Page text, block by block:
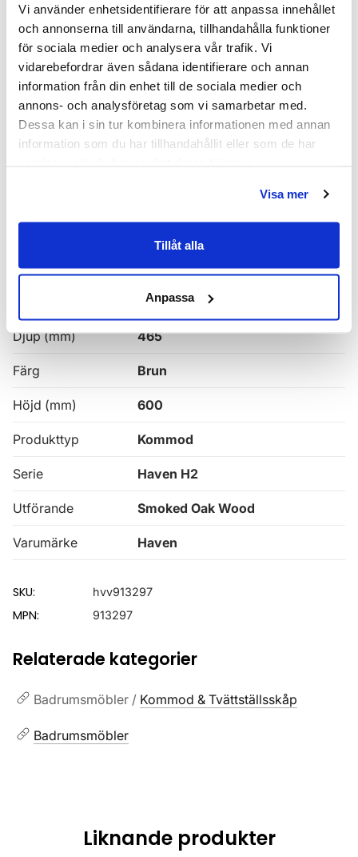
Vi använder enhetsidentifierare för att anpassa innehållet
och annonserna till användarna, tillhandahålla funktioner
för sociala medier och analysera vår trafik. Vi
vidarebefordrar även sådana identifierare och annan
information från din enhet till de sociala medier och
annons- och analysföretag som vi samarbetar med.
Dessa kan i sin tur kombinera informationen med annan
information som du har tillhandahållit eller som de har
Visa mer
Tillåt alla
Anpassa
Tänk på att se till att ventilationen är god och att
möblerna placeras på ett sådant avstånd från
badkar/dusch att vatten inte kan skvätta direkt på
möbeln. Blöta fläckar, även vanligt vatten, torkas upp
så snart som möjligt.
Haven H2 Serie
Egenskaper
1000
Djup (mm) 465
Färg Brun
Höjd (mm) 600
Produkttyp Kommod
Serie Haven H2
Utförande Smoked Oak Wood
Varumärke Haven
SKU: hvv913297
MPN: 913297
Relaterade kategorier
Badrumsmöbler / Kommod & Tvättställsskåp
Badrumsmöbler
Liknande produkter